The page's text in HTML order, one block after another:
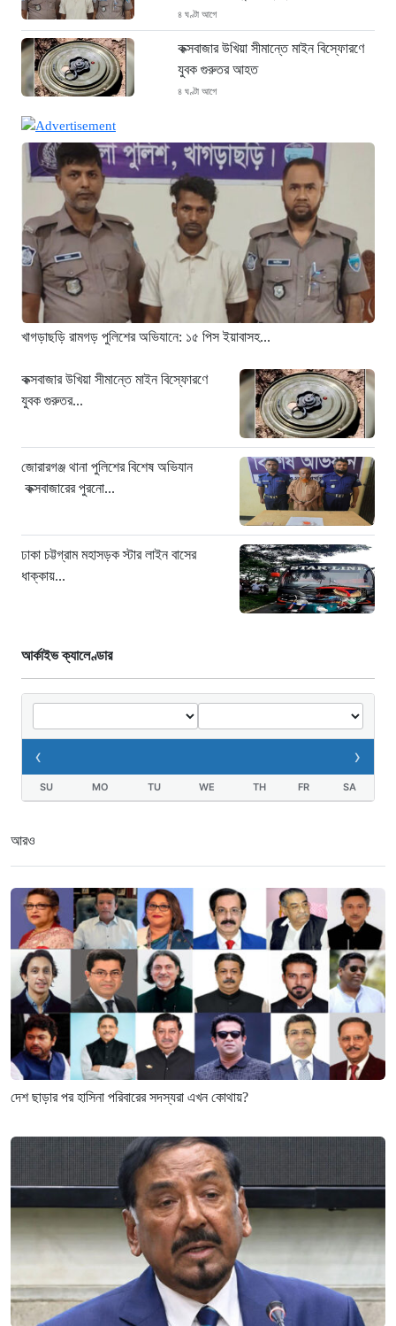
৪ ঘণ্টা আগে
কক্সবাজার উখিয়া সীমান্তে মাইন বিস্ফোরণে
যুবক গুরুতর আহত
৪ ঘণ্টা আগে
কক্সবাজারের পুরনো মাদক কারবারি গ্রেফতার
৪ ঘণ্টা আগে
ঢাকা চট্টগ্রাম মহাসড়ক স্টার লাইন বাসের
ধাক্কায় অটোরিকশা চালক নিহত
৫ ঘণ্টা আগে
হামে আরও ৬ শিশুর মৃত্যু, নতুন করে
আক্রান্ত ৮৫ জন
৮ ঘণ্টা আগে
দেড় বছরে শতাধিক দুর্ঘটনা
‘সচিবালয় অভিমুখে ১১ দলীয় ঐক্যের
পদযাত্রায় পুলিশের বাধা’
নদীদূষণ রোধে কঠোর প্রধানমন্ত্রী: সমন্বিত
উদ্যোগের তাগিদ
৮ ঘণ্টা আগে
খাগড়াছড়ি রামগড় পুলিশের অভিযানে: ১৫ পিস ইয়াবাসহ...
কক্সবাজার উখিয়া সীমান্তে মাইন বিস্ফোরণে
যুবক গুরুতর...
জোরারগঞ্জ থানা পুলিশের বিশেষ অভিযান
কক্সবাজারের পুরনো...
ঢাকা চট্টগ্রাম মহাসড়ক স্টার লাইন বাসের
ধাক্কায়...
আর্কাইভ ক্যালেণ্ডার
‹ ›
SU MO TU WE TH FR SA
আরও
দেশ ছাড়ার পর হাসিনা পরিবারের সদস্যরা এখন কোথায়?